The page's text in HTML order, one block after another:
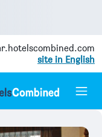
site in English